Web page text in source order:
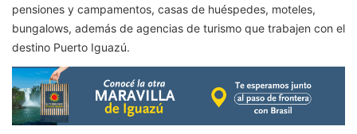
pensiones y campamentos, casas de huéspedes, moteles,
bungalows, además de agencias de turismo que trabajen con el
destino Puerto Iguazú.